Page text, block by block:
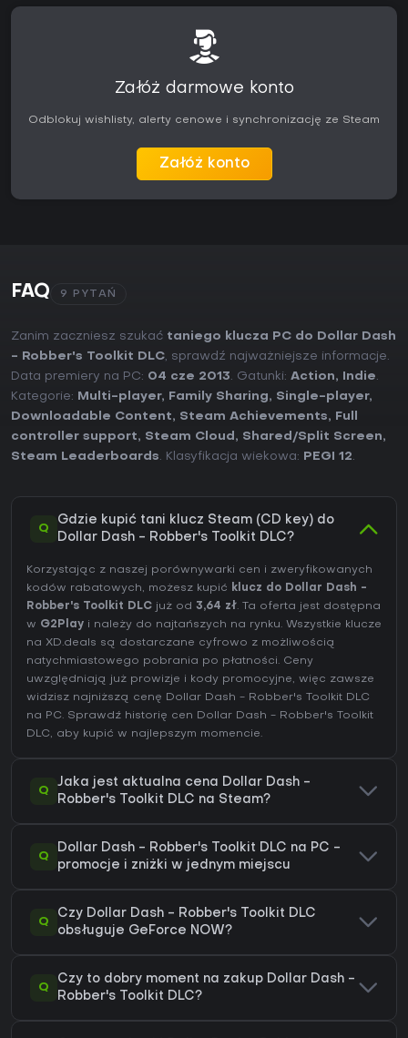
Załóż darmowe konto
Odblokuj wishlisty, alerty cenowe i synchronizację ze Steam
Załóż konto
FAQ 9 PYTAŃ
Zanim zaczniesz szukać taniego klucza PC do Dollar Dash
- Robber's Toolkit DLC, sprawdź najważniejsze informacje.
Data premiery na PC: 04 cze 2013. Gatunki: Action, Indie.
Kategorie:
Multi-player, Family Sharing, Single-player,
Downloadable Content, Steam Achievements,
Full
controller support, Steam Cloud , Shared/Split Screen,
Steam Leaderboards. Klasyfikacja wiekowa: PEGI 12.
Q
Gdzie kupić tani klucz Steam (CD key) do
Dollar Dash - Robber's Toolkit DLC?
Korzystając z naszej porównywarki cen i zweryfikowanych
kodów rabatowych, możesz kupić klucz do Dollar Dash -
Robber's Toolkit DLC już od 3,64 zł. Ta oferta jest dostępna
w G2Play i należy do najtańszych na rynku. Wszystkie klucze
na XD.deals są dostarczane cyfrowo z możliwością
natychmiastowego pobrania po płatności. Ceny
uwzględniają już prowizje i kody promocyjne, więc zawsze
widzisz najniższą cenę Dollar Dash - Robber's Toolkit DLC
na PC. Sprawdź historię cen Dollar Dash - Robber's Toolkit
DLC, aby kupić w najlepszym momencie.
Q
Jaka jest aktualna cena Dollar Dash -
Robber's Toolkit DLC na Steam?
Q
Dollar Dash - Robber's Toolkit DLC na PC -
promocje i zniżki w jednym miejscu
Q
Czy Dollar Dash - Robber's Toolkit DLC
obsługuje GeForce NOW?
Q
Czy to dobry moment na zakup Dollar Dash -
Robber's Toolkit DLC?